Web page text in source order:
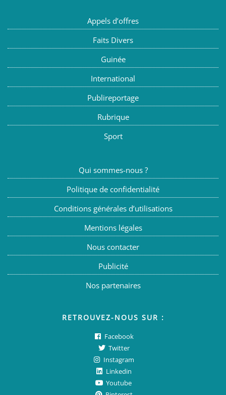
Appels d’offres
Faits Divers
Guinée
International
Publireportage
Rubrique
Sport
Qui sommes-nous ?
Politique de confidentialité
Conditions générales d’utilisations
Mentions légales
Nous contacter
Publicité
Nos partenaires
RETROUVEZ-NOUS SUR :
Facebook
Twitter
Instagram
Linkedin
Youtube